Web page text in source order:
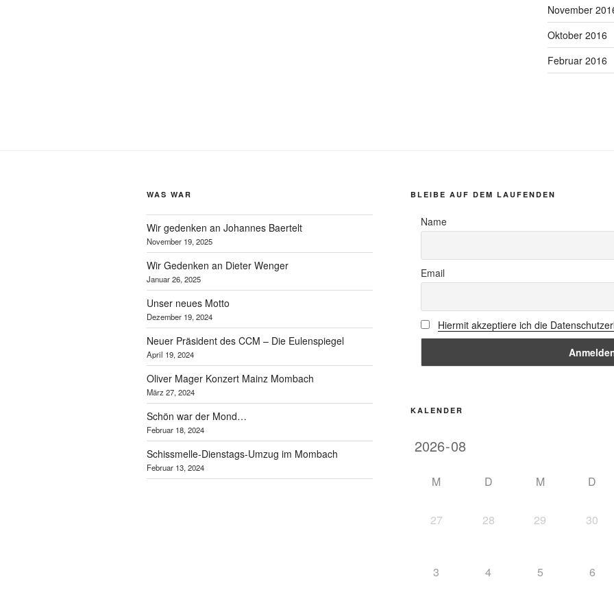
November
Oktober 2016
Februar 2016
WAS WAR
Wir gedenken an Johannes Baertelt
November 19, 2025
Wir Gedenken an Dieter Wenger
Januar 26, 2025
Unser neues Motto
Dezember 19, 2024
Neuer Präsident des CCM – Die Eulenspiegel
April 19, 2024
Oliver Mager Konzert Mainz Mombach
März 27, 2024
Schön war der Mond…
Februar 18, 2024
Schissmelle-Dienstags-Umzug im Mombach
Februar 13, 2024
BLEIBE AUF DEM LAUFENDEN
Name
Email
Hiermit akzeptiere ich die
KALENDER
M D M D
27 28 29 30
3 4 5 6